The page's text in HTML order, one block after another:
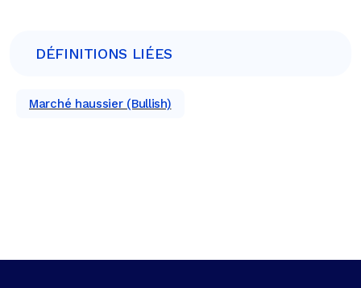
DÉFINITIONS LIÉES
Marché haussier (Bullish)